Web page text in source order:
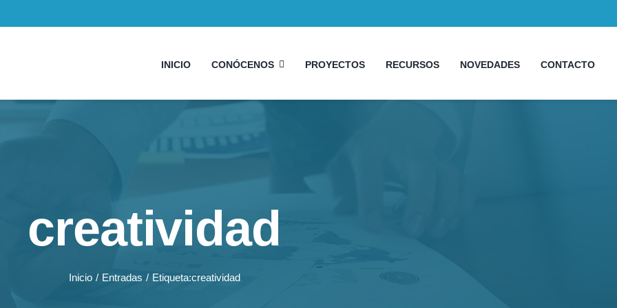
INICIO CONÓCENOS PROYECTOS RECURSOS NOVEDADES CONTACTO
creatividad
Inicio Entradas Etiqueta:creatividad